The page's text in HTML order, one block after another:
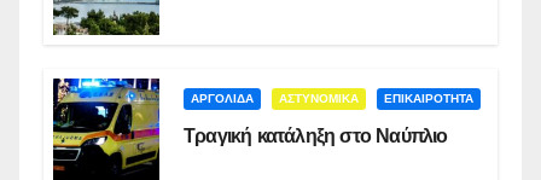
ΑΡΓΟΛΙΔΑ ΑΣΤΥΝΟΜΙΚΑ ΕΠΙΚΑΙΡΟΤΗΤΑ
Τραγική κατάληξη στο Ναύπλιο